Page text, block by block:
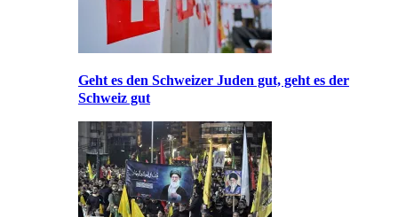
Geht es den Schweizer Juden gut, geht es der
Schweiz gut